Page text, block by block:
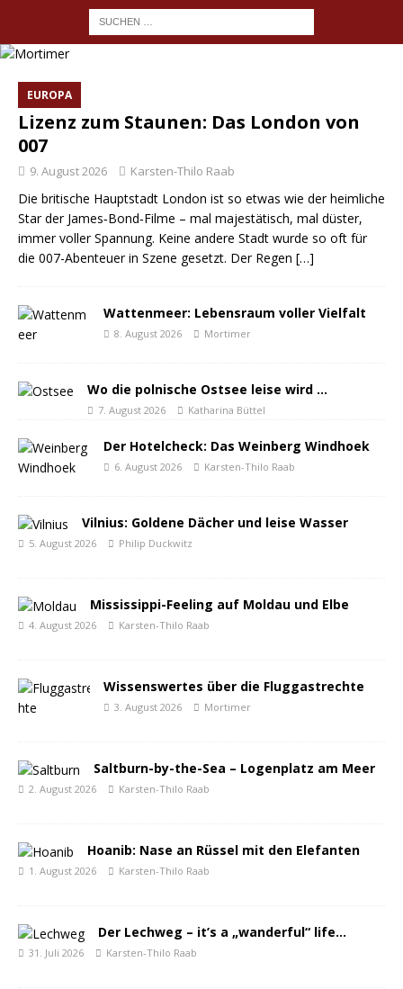
EUROPA
Lizenz zum Staunen: Das London von
007
9. August 2026 Karsten-Thilo Raab
Die britische Hauptstadt London ist so etwas wie der heimliche
Star der James‑Bond‑Filme – mal majestätisch, mal düster,
immer voller Spannung. Keine andere Stadt wurde so oft für
die 007-Abenteuer in Szene gesetzt. Der Regen […]
Wattenmeer: Lebensraum voller Vielfalt
8. August 2026 Mortimer
Wo die polnische Ostsee leise wird …
7. August 2026 Katharina Büttel
Der Hotelcheck: Das Weinberg Windhoek
6. August 2026 Karsten-Thilo Raab
Vilnius: Goldene Dächer und leise Wasser
5. August 2026 Philip Duckwitz
Mississippi-Feeling auf Moldau und Elbe
4. August 2026 Karsten-Thilo Raab
Wissenswertes über die Fluggastrechte
3. August 2026 Mortimer
Saltburn-by-the-Sea – Logenplatz am Meer
2. August 2026 Karsten-Thilo Raab
Hoanib: Nase an Rüssel mit den Elefanten
1. August 2026 Karsten-Thilo Raab
Der Lechweg – it’s a „wanderful“ life…
31. Juli 2026 Karsten-Thilo Raab